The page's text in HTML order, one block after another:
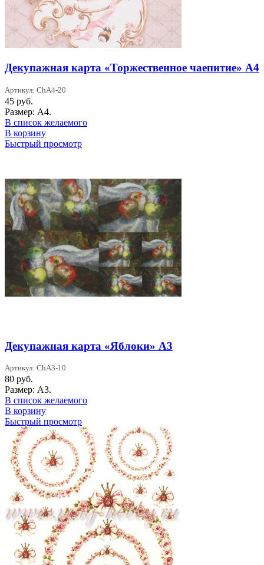
Декупажная карта «Торжественное чаепитие» А4
Артикул: ChA4-20
45 руб.
Размер: А4.
В список желаемого
В корзину
Быстрый просмотр
Декупажная карта «Яблоки» А3
Артикул: ChA3-10
80 руб.
Размер: А3.
В список желаемого
В корзину
Быстрый просмотр